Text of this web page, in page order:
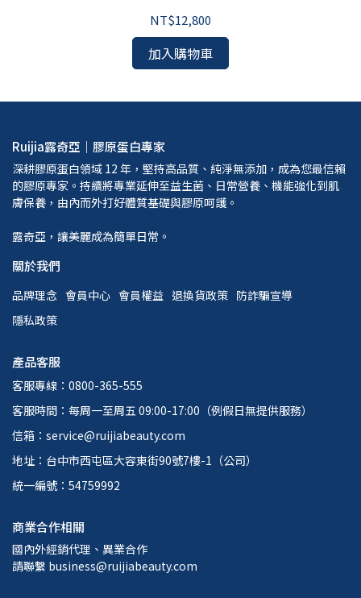
NT$12,800
加入購物車
Ruijia露奇亞｜膠原蛋白專家
深耕膠原蛋白領域 12 年，堅持高品質、純淨無添加，成為您最信賴
的膠原專家。持續將專業延伸至益生菌、日常營養、機能強化到肌
膚保養，由內而外打好體質基礎與膠原呵護。
露奇亞，讓美麗成為簡單日常。
關於我們
品牌理念 會員中心 會員權益 退換貨政策 防詐騙宣導
隱私政策
產品客服
客服專線：0800-365-555
客服時間：每周一至周五 09:00-17:00（例假日無提供服務）
信箱：service@ruijiabeauty.com
地址：台中市西屯區大容東街90號7樓-1（公司）
統一編號：54759992
商業合作相關
國內外經銷代理、異業合作
請聯繫 business@ruijiabeauty.com